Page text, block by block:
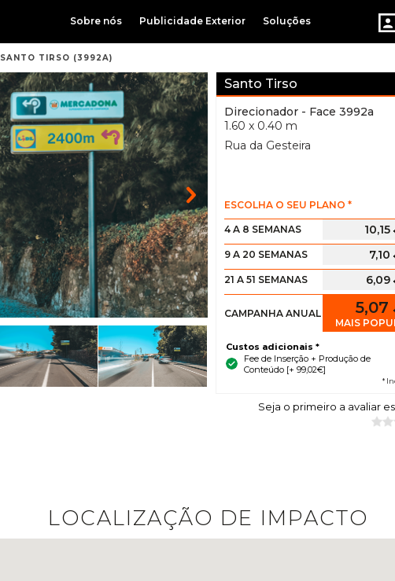
Sobre nós Publicidade Exterior Soluções
SANTO TIRSO (3992A)
Santo Tirso
Direcionador - Face 3992a
1.60 x 0.40 m
Rua da Gesteira
ESCOLHA O SEU PLANO *
4 A 8 SEMANAS 10,15
9 A 20 SEMANAS 7,10
21 A 51 SEMANAS 6,09
CAMPANHA ANUAL 5,07
MAIS
Custos adicionais *
Fee de Inserção + Produção de
Conteúdo [+ 99,02€]
*
Seja o primeiro a avaliar
LOCALIZAÇÃO DE IMPACTO